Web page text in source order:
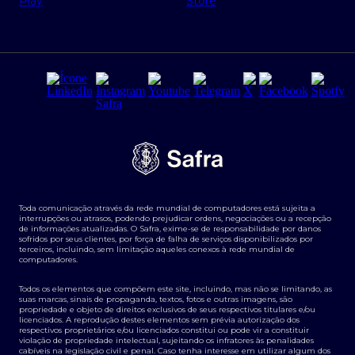
Regras e Parâmetros de Atuação Banco Safra
Segurança da Informação
Tarifas e serviços Pessoa Física
Transparência de remuneração
Termos e Condições para Portabilidade de Investimento
Derivativos
Agronegócios
Toda comunicação através da rede mundial de computadores está sujeita a
interrupções ou atrasos, podendo prejudicar ordens, negociações ou a recepção
de informações atualizadas. O Safra, exime-se de responsabilidade por danos
sofridos por seus clientes, por força de falha de serviços disponibilizados por
terceiros, incluindo, sem limitação aqueles conexos à rede mundial de
computadores.
Todos os elementos que compõem este site, incluindo, mas não se limitando, as
suas marcas, sinais de propaganda, textos, fotos e outras imagens, são
propriedade e objeto de direitos exclusivos de seus respectivos titulares e/ou
licenciados. A reprodução destes elementos sem prévia autorização dos
respectivos proprietários e/ou licenciados constitui ou pode vir a constituir
violação de propriedade intelectual, sujeitando os infratores às penalidades
cabíveis na legislação civil e penal. Caso tenha interesse em utilizar algum dos